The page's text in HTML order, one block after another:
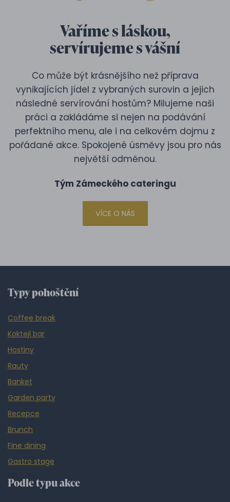
Vaříme s láskou,
servírujeme s vášní
Co může být krásnějšího než příprava
vynikajících jídel z vybraných surovin a jejich
následné servírování hostům? Milujeme naši
práci a zakládáme si nejen na podávání
perfektního menu, ale i na celkovém dojmu z
pořádané akce. Spokojené úsměvy jsou pro nás
největší odměnou.
Tým Zámeckého cateringu
VÍCE O NÁS
Typy pohoštění
Coffee break
Koktejl bar
Hostiny
Rauty
Banket
Garden party
Recepce
Brunch
Fine dining
Gastro stage
Podle typu akce